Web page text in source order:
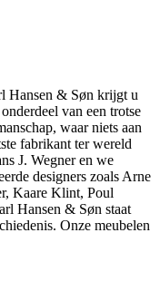
Hansen & Søn krijgt u
van een trotse
waar niets aan
fabrikant ter wereld
J. Wegner en we
designers zoals Arne
Kaare Klint, Poul
Hansen & Søn staat
Onze meubelen